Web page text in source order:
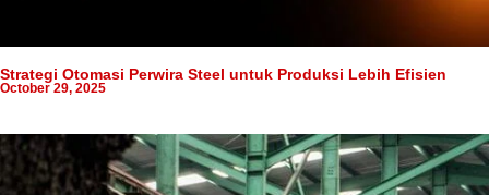
Strategi Otomasi Perwira Steel untuk Produksi Lebih Efisien
October 29, 2025